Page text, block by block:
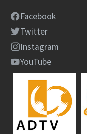
Facebook
Twitter
Instagram
YouTube